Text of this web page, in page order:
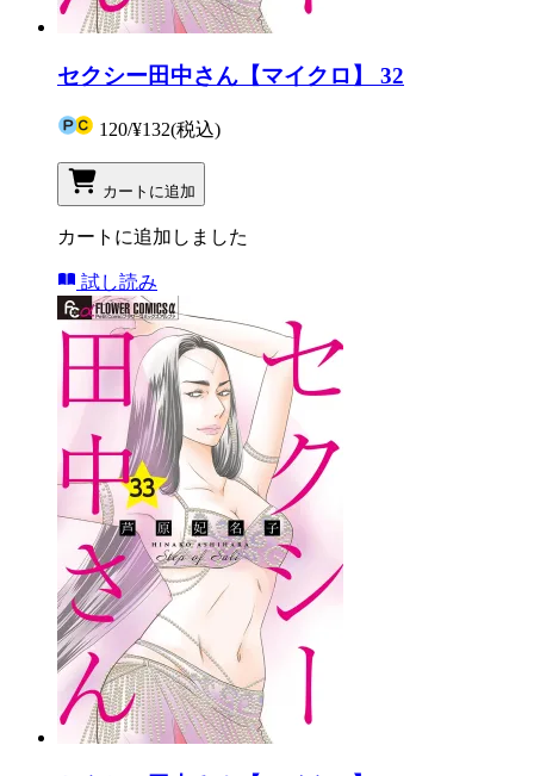
セクシー田中さん【マイクロ】 32
120/¥132(税込)
カートに追加
カートに追加しました
試し読み